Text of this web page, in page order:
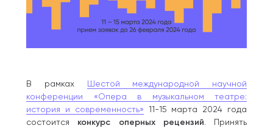
В рамках Шестой международной научной
конференции «Опера в музыкальном театре:
история и современность» 11-15 марта 2024 года
состоится конкурс оперных рецензий. Принять